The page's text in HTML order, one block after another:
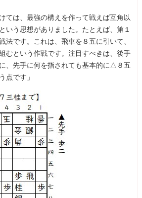
ては、最強の構えを作って戦えば互角以
いう思想がありました。たとえば、第１
です。これは、飛車を８五に引いて、
むという作戦です。注目すべきは、後手
、先手に何を指されても基本的に△８五
点です」